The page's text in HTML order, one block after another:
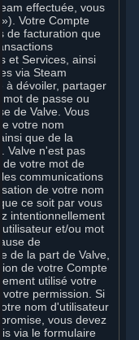
effectuée, vous
Votre Compte
de facturation que
et Services, ainsi
via Steam
à dévoiler, partager
mot de passe ou
de Valve. Vous
votre nom
que de la
Valve n'est pas
de votre mot de
communications
de votre nom
ce soit par vous
intentionnellement
et/ou mot
de
de la part de Valve,
de votre Compte
utilisé votre
votre permission. Si
nom d'utilisateur
vous devez
via le formulaire